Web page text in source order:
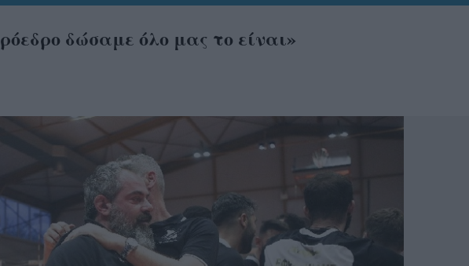
δώσαμε όλο μας το είναι»